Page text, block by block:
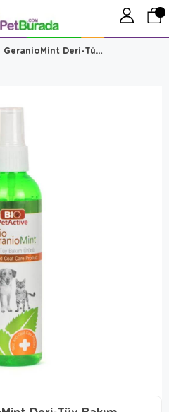
Pet Active Bio GeranioMint Deri-Tüy Bakım Spreyi 100 Ml